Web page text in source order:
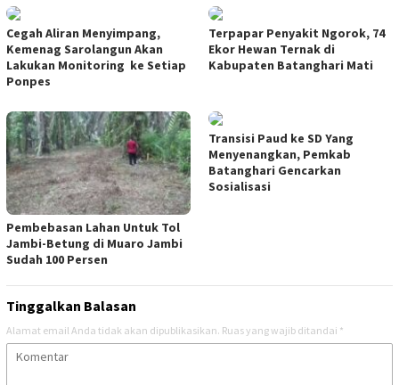
Cegah Aliran Menyimpang,
Kemenag Sarolangun Akan
Lakukan Monitoring ke Setiap
Ponpes
Terpapar Penyakit Ngorok, 74
Ekor Hewan Ternak di
Kabupaten Batanghari Mati
Pembebasan Lahan Untuk Tol
Jambi-Betung di Muaro Jambi
Sudah 100 Persen
Transisi Paud ke SD Yang
Menyenangkan, Pemkab
Batanghari Gencarkan
Sosialisasi
Tinggalkan Balasan
Alamat email Anda tidak akan dipublikasikan. Ruas yang wajib ditandai *